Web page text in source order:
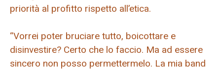
priorità al profitto rispetto all’etica.
“Vorrei poter bruciare tutto, boicottare e
disinvestire? Certo che lo faccio. Ma ad essere
sincero non posso permettermelo. La mia band